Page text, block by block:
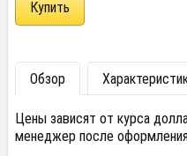
Обзор
Цены зависят от курса
менеджер после